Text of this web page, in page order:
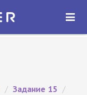
ОТКРЫТЬ
/ Задание 15 /